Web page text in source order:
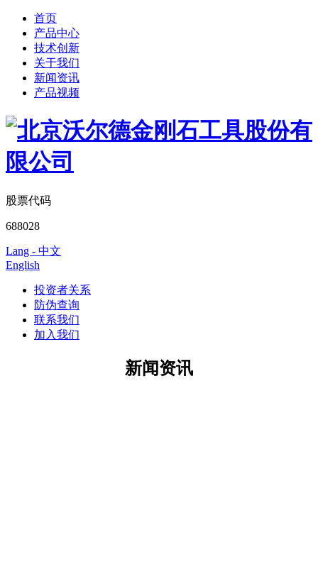
首页
产品中心
技术创新
关于我们
新闻资讯
产品视频
股票代码
688028
Lang - 中文
English
投资者关系
防伪查询
联系我们
加入我们
新闻资讯